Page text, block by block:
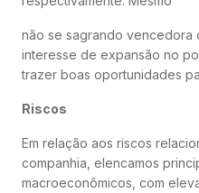
não se sagrando vencedora
interesse de expansão no
trazer boas oportunidades
Riscos
Em relação aos riscos
companhia, elencamos
macroeconômicos, com